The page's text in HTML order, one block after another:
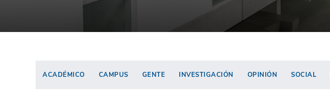
ACADÉMICO CAMPUS GENTE INVESTIGACIÓN OPINIÓN SOCIAL